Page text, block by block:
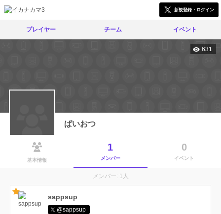
新規登録・ログイン
プレイヤー チーム イベント
631
ぱいおつ
基本情報
1
メンバー
0
イベント
メンバー: 1人
sappsup
@sappsup